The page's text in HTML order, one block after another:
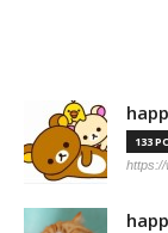
133